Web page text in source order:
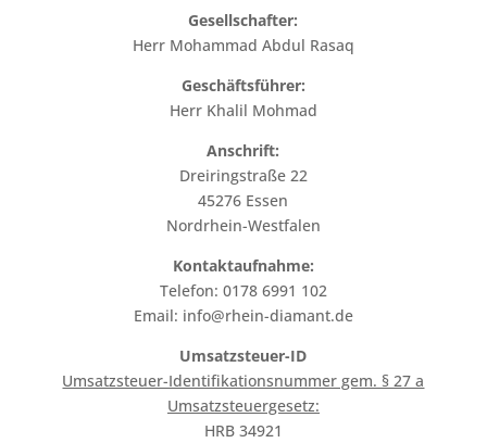
Gesellschafter:
Herr Mohammad Abdul Rasaq
Geschäftsführer:
Herr Khalil Mohmad
Anschrift:
Dreiringstraße 22
45276 Essen
Nordrhein-Westfalen
Kontaktaufnahme:
Telefon: 0178 6991 102
Email: info@rhein-diamant.de
Umsatzsteuer-ID
Umsatzsteuer-Identifikationsnummer gem. § 27 a
Umsatzsteuergesetz:
HRB 34921